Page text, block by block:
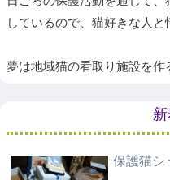
しているので、猫好きな人と
夢は地域猫の看取り施設を作
保護猫シ